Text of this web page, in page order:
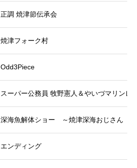
正調 焼津節伝承会
焼津フォーク村
Odd3Piece
スーパー公務員 牧野憲人＆やいづマリンレ
深海魚解体ショー ～焼津深海おじさん 長
エンディング